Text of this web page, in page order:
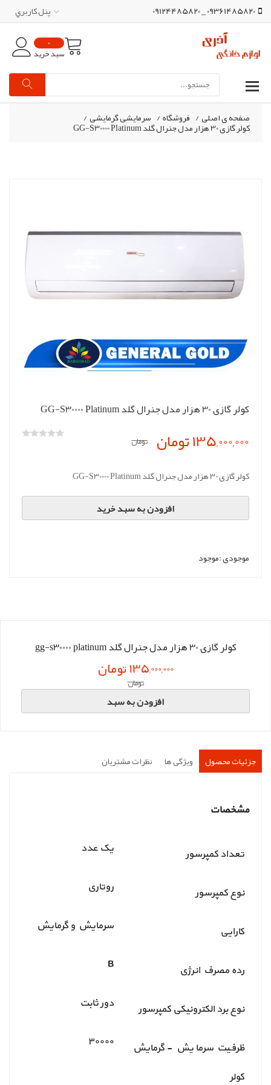
09361485820 _ 09124485820 پنل کاربري
0
سبد خرید
صفحه ی اصلی/ فروشگاه/ سرمایشی گرمایشی/
کولر گازی 30 هزار مدل جنرال گلد GG-S30000 Platinum
کولر گازی 30 هزار مدل جنرال گلد GG-S30000 Platinum
135,000,000 تومان تومان
کولر گازی 30 هزار مدل جنرال گلد GG-S30000 Platinum
افزودن به سبد خرید
موجودی :موجود
کولر گازی 30 هزار مدل جنرال گلد gg-s30000 platinum
135,000,000 تومان
تومان
افزودن به سبد
جزئیات محصول ویژگی ها نظرات مشتریان
مشخصات
تعداد کمپرسور یک عدد
نوع کمپرسور روتاری
کارایی سرمایش و گرمایش
رده مصرف انرژی B
نوع برد الکترونیکی کمپرسور دور ثابت
ظرفیت سرمایش - گرمایش
کولر
۳۰۰۰۰